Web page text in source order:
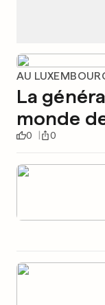
AU
La
monde
0 0